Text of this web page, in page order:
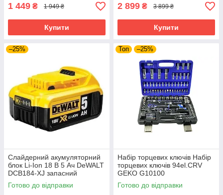
1 449 ₴ 1 949 ₴
Купити
2 899 ₴ 3 899 ₴
Купити
–25%
Слайдерний акумуляторний
блок Li-Ion 18 В 5 Ач DeWALT
DCB184-XJ запасний
акумулятор для
електроінструменту АКБ лі-
Готово до відправки
Топ –25%
Набір торцевих ключів Набір
торцевих ключів 94el.CRV
GEKO G10100
Готово до відправки